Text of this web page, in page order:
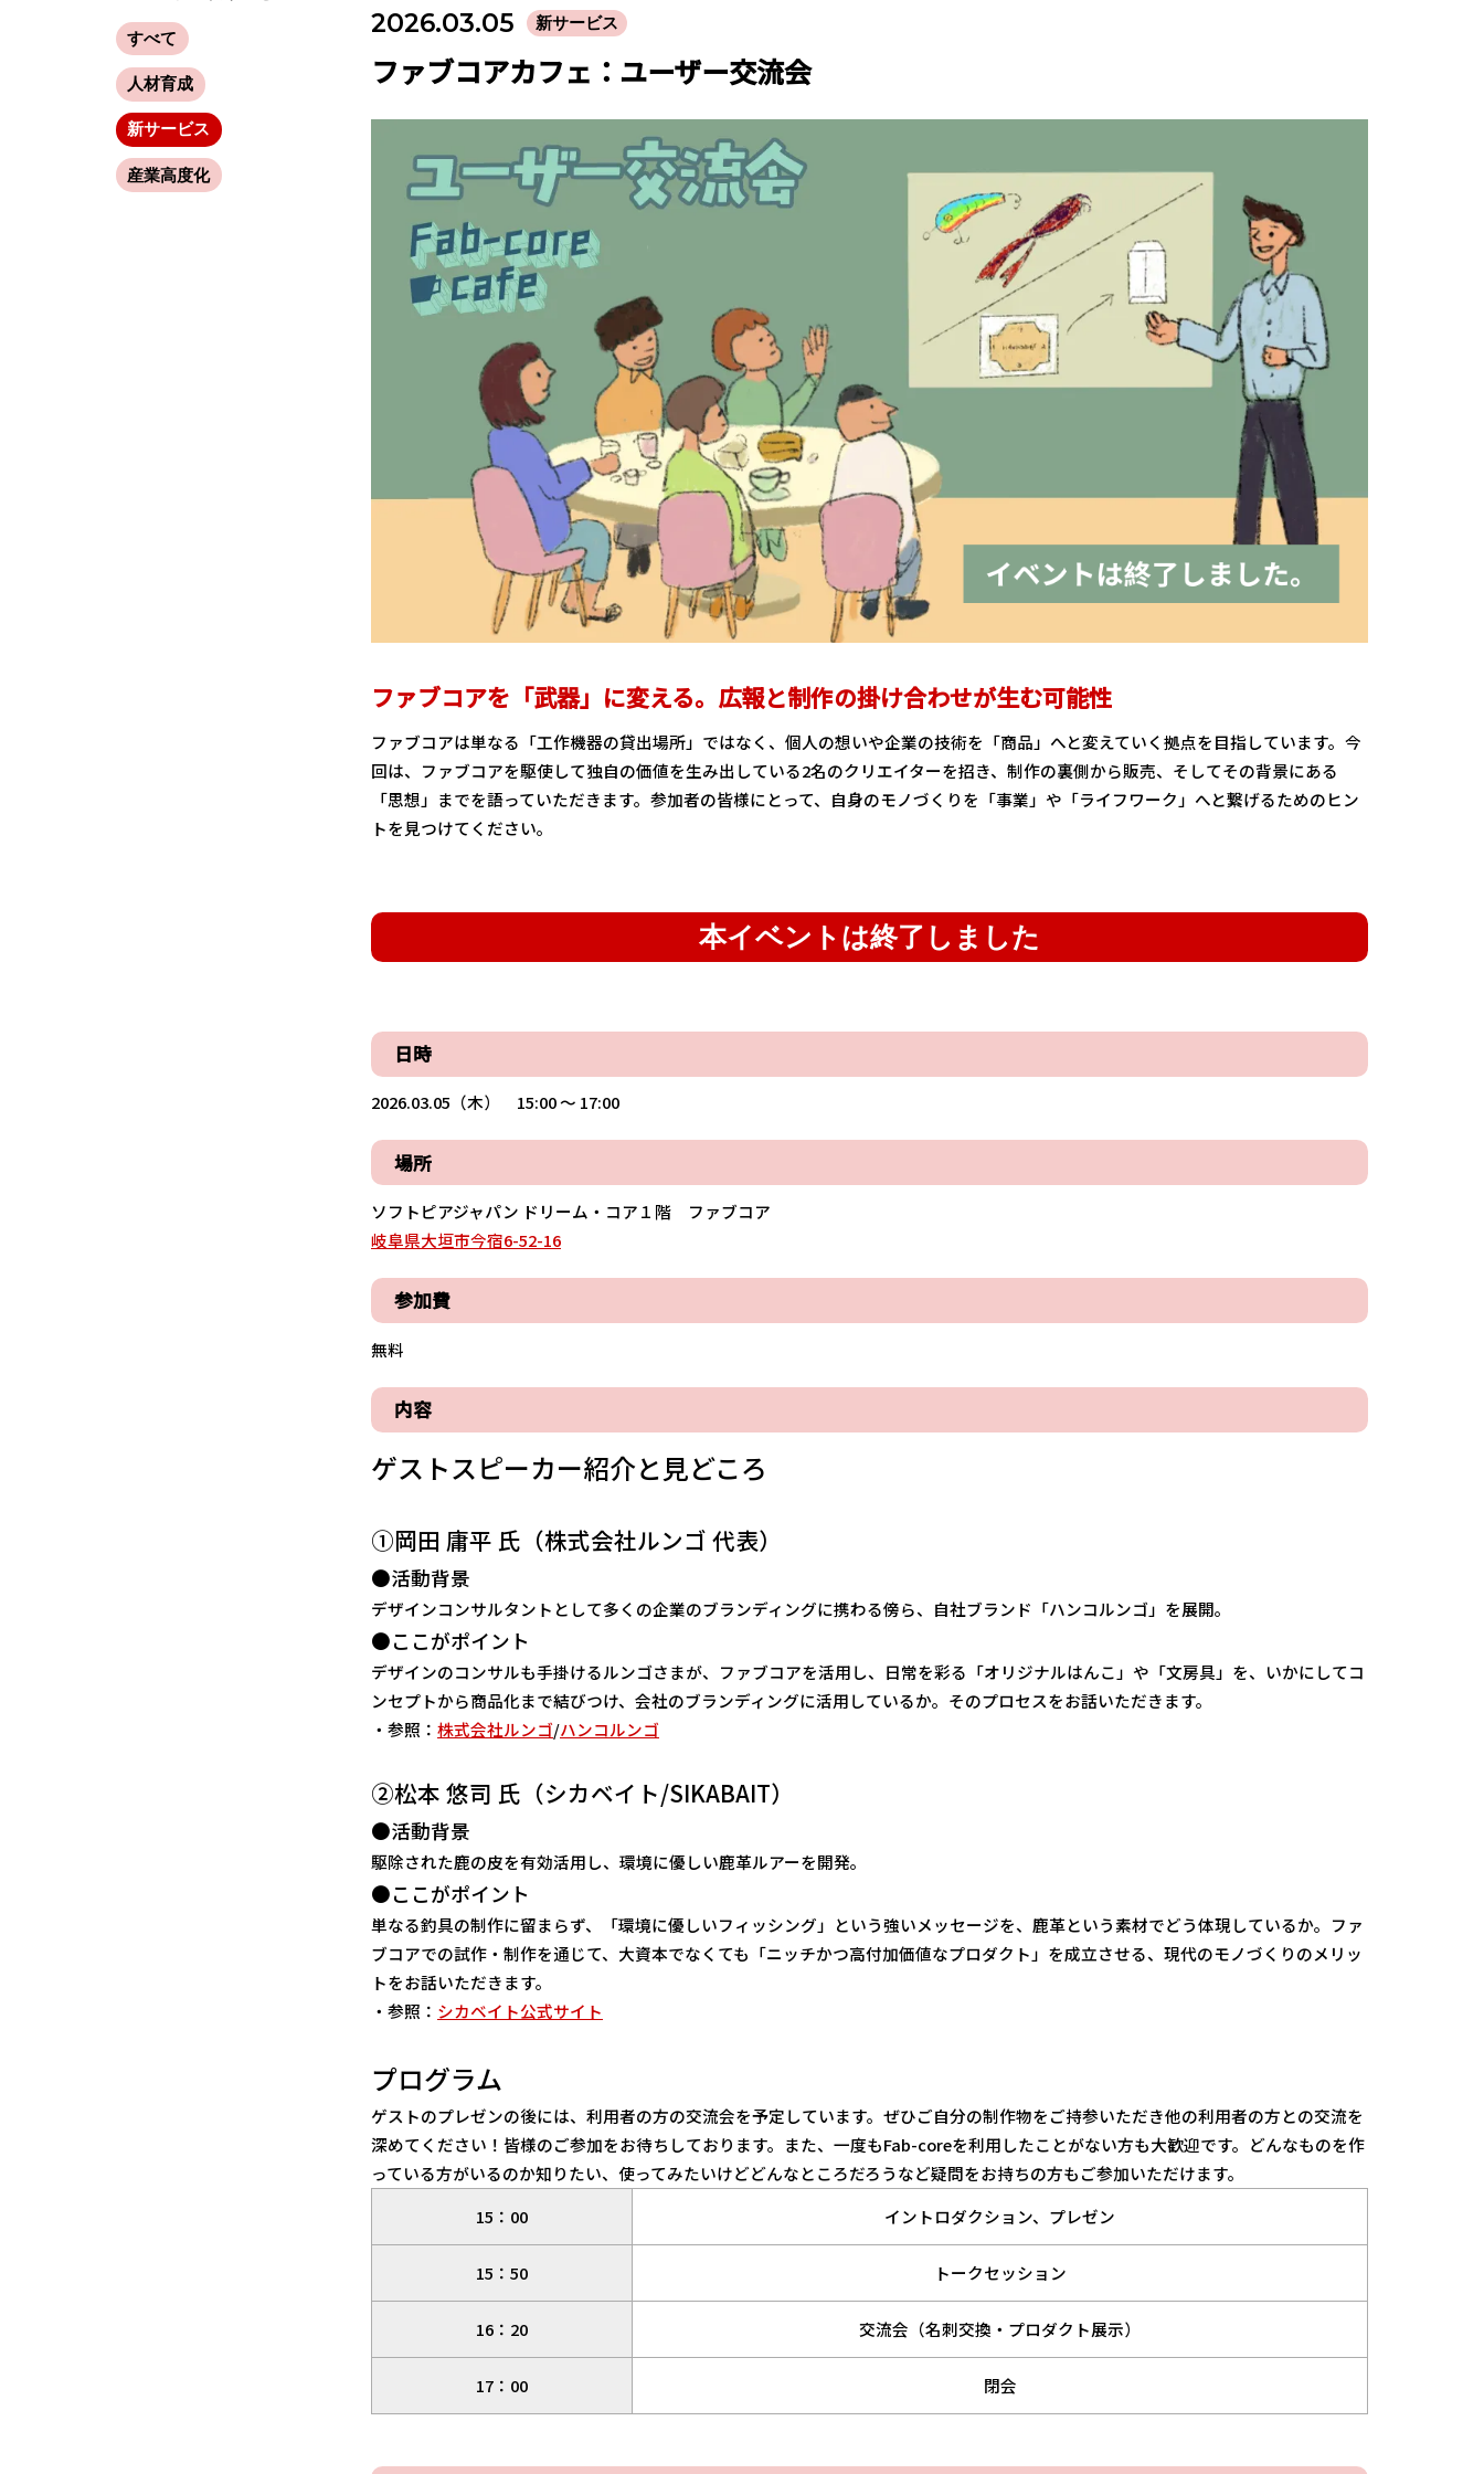
すべて
人材育成
新サービス
産業高度化
2026.03.05 新サービス
ファブコアカフェ：ユーザー交流会
ファブコアを「武器」に変える。広報と制作の掛け合わせが生む可能性
ファブコアは単なる「工作機器の貸出場所」ではなく、個人の想いや企業の技術を「商品」へと変えていく拠点を目指しています。今
回は、ファブコアを駆使して独自の価値を生み出している2名のクリエイターを招き、制作の裏側から販売、そしてその背景にある
「思想」までを語っていただきます。参加者の皆様にとって、自身のモノづくりを「事業」や「ライフワーク」へと繋げるためのヒン
トを見つけてください。
本イベントは終了しました
日時
2026.03.05（木） 15:00 〜 17:00
場所
ソフトピアジャパン ドリーム・コア１階 ファブコア
岐阜県大垣市今宿6-52-16
参加費
無料
内容
ゲストスピーカー紹介と見どころ
①岡田 庸平 氏（株式会社ルンゴ 代表）
●活動背景
デザインコンサルタントとして多くの企業のブランディングに携わる傍ら、自社ブランド「ハンコルンゴ」を展開。
●ここがポイント
デザインのコンサルも手掛けるルンゴさまが、ファブコアを活用し、日常を彩る「オリジナルはんこ」や「文房具」を、いかにしてコ
ンセプトから商品化まで結びつけ、会社のブランディングに活用しているか。そのプロセスをお話いただきます。
・参照： 株式会社ルンゴ/ハンコルンゴ
②松本 悠司 氏（シカベイト/SIKABAIT）
●活動背景
駆除された鹿の皮を有効活用し、環境に優しい鹿革ルアーを開発。
●ここがポイント
単なる釣具の制作に留まらず、「環境に優しいフィッシング」という強いメッセージを、鹿革という素材でどう体現しているか。ファ
ブコアでの試作・制作を通じて、大資本でなくても「ニッチかつ高付加価値なプロダクト」を成立させる、現代のモノづくりのメリッ
トをお話いただきます。
・参照： シカベイト公式サイト
プログラム
ゲストのプレゼンの後には、利用者の方の交流会を予定しています。ぜひご自分の制作物をご持参いただき他の利用者の方との交流を
深めてください！皆様のご参加をお待ちしております。また、一度もFab-coreを利用したことがない方も大歓迎です。どんなものを作
っている方がいるのか知りたい、使ってみたいけどどんなところだろうなど疑問をお持ちの方もご参加いただけます。
15：00
イントロダクション、プレゼン
15：50 トークセッション
16：20 交流会（名刺交換・プロダクト展示）
17：00 閉会